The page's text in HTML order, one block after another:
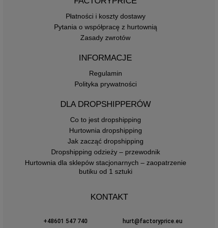
Płatności i koszty dostawy
Pytania o współpracę z hurtownią
Zasady zwrotów
INFORMACJE
Regulamin
Polityka prywatności
DLA DROPSHIPPERÓW
Co to jest dropshipping
Hurtownia dropshipping
Jak zacząć dropshipping
Dropshipping odzieży – przewodnik
Hurtownia dla sklepów stacjonarnych – zaopatrzenie
butiku od 1 sztuki
KONTAKT
+48601 547 740 hurt@factoryprice.eu